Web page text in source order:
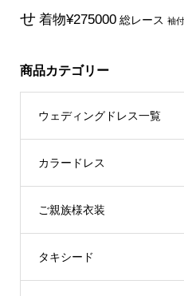
せ 着物¥275000 総レース 袖
商品カテゴリー
ウェディングドレス一覧
カラードレス
ご親族様衣装
タキシード